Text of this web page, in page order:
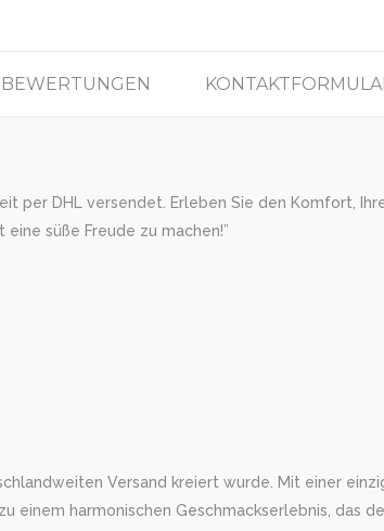
BEWERTUNGEN
per DHL versendet. Erleben Sie den Komfort,
süße Freude zu machen!”
Versand kreiert wurde. Mit einer
harmonischen Geschmackserlebnis, das